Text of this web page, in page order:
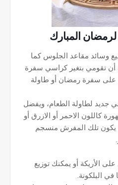
المبارك
وسائد مقاعد الجلوس كما
أن تقومي بتغير كراسي سفرة
على سفرة رمضان أو طاولة
لطاولة الطعام، ويفضل
كاللون الاحمر أو الازرق أو
يكون تلك المفرش منسجم
الأريكة أو يمكنك توزيع
البلكونة.